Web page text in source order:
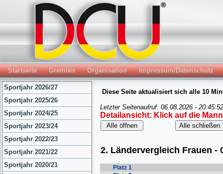
Startseite Gremien Organisation Impressum/Datenschutz
Sportjahr 2026/27
Sportjahr 2025/26
Sportjahr 2024/25
Sportjahr 2023/24
Sportjahr 2022/23
Sportjahr 2021/22
Sportjahr 2020/21